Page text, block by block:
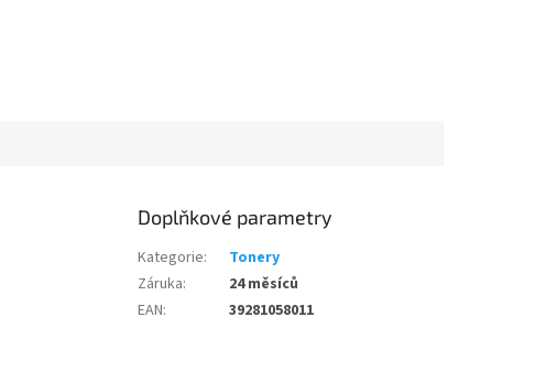
Doplňkové parametry
Kategorie:
Tonery
Záruka:
24 měsíců
EAN: 39281058011